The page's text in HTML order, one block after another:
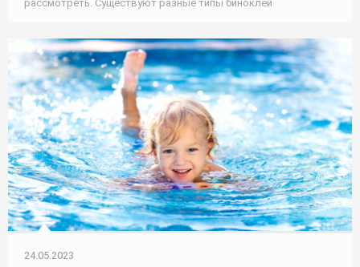
рассмотреть. Существуют разные типы биноклей
24.05.2023